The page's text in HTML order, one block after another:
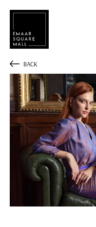
BACK
Mağaza, restaurant,
POPÜLER ARAMALAR
Alışveriş Lezzet
Kampanyalar